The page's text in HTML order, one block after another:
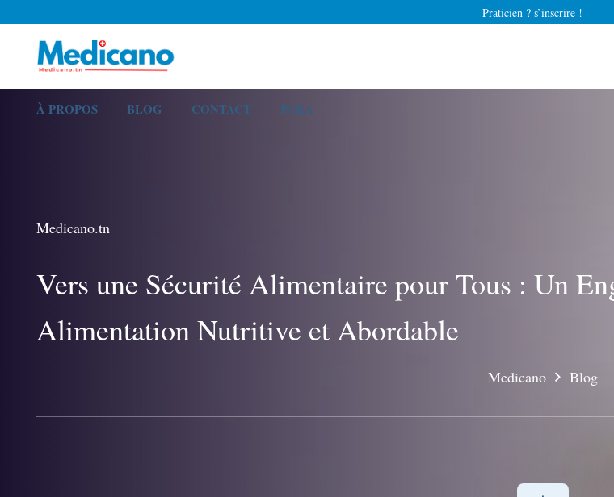
Praticien ? s’inscrire !
À PROPOS BLOG CONTACT PARA
Medicano.tn
Vers une Sécurité Alimentaire pour Tous : Un
Alimentation Nutritive et Abordable
Medicano Blog